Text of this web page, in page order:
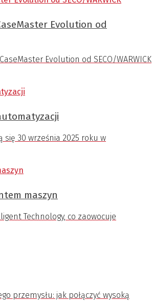
Evolution od
Evolution od SECO/WARWICK
30 września 2025 roku w
maszyn
Technology, co zaowocuje
przemysłu: jak połączyć wysoką